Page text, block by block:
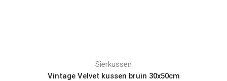
Sierkussen
Vintage Velvet kussen bruin 30x50cm